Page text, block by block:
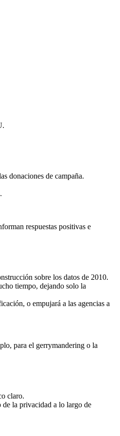
donaciones de campaña.
respuestas positivas e
sobre los datos de 2010.
tiempo, dejando solo la
o empujará a las agencias a
para el gerrymandering o la
claro.
de la privacidad a lo largo de